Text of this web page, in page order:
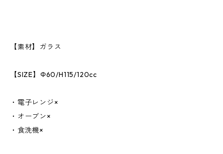
【素材】ガラス
【SIZE】Φ60/H115/120cc
・電子レンジ×
・オーブン×
・食洗機×